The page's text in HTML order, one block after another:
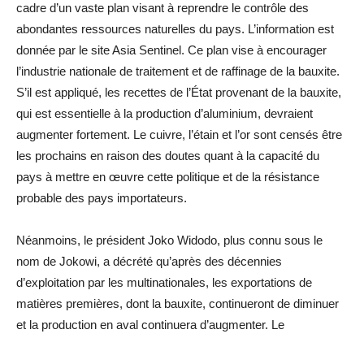
cadre d’un vaste plan visant à reprendre le contrôle des
abondantes ressources naturelles du pays. L’information est
donnée par le site Asia Sentinel. Ce plan vise à encourager
l’industrie nationale de traitement et de raffinage de la bauxite.
S’il est appliqué, les recettes de l’État provenant de la bauxite,
qui est essentielle à la production d’aluminium, devraient
augmenter fortement. Le cuivre, l’étain et l’or sont censés être
les prochains en raison des doutes quant à la capacité du
pays à mettre en œuvre cette politique et de la résistance
probable des pays importateurs.
Néanmoins, le président Joko Widodo, plus connu sous le
nom de Jokowi, a décrété qu’après des décennies
d’exploitation par les multinationales, les exportations de
matières premières, dont la bauxite, continueront de diminuer
et la production en aval continuera d’augmenter. Le